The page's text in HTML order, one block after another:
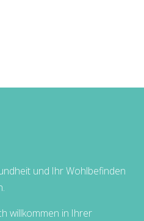
und Ihr Wohlbefinden
willkommen in Ihrer